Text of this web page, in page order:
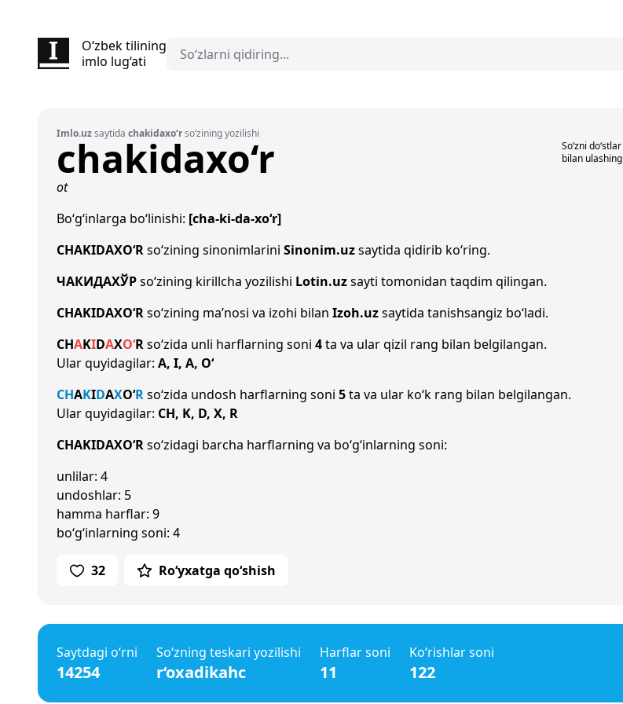
O‘zbek tilining
imlo lug‘ati
Imlo.uzsaytida chakidaxo‘rso‘zining yozilishi
chakidaxo‘r
So‘zni do‘stlar
bilan ulashing
ot
Bo‘g‘inlarga bo‘linishi: [cha-ki-da-xo‘r]
CHAKIDAXO‘Rso‘zining sinonimlarini Sinonim.uzsaytida qidirib ko‘ring.
ЧАКИДАХЎРso‘zining kirillcha yozilishi Lotin.uzsayti tomonidan taqdim qilingan.
CHAKIDAXO‘Rso‘zining ma’nosi va izohi bilan Izoh.uzsaytida tanishsangiz bo‘ladi.
CHAKIDAXO‘Rso‘zida unli harflarning soni 4ta va ular qizil rang bilan belgilangan.
Ular quyidagilar: A, I, A, O‘
CHAKIDAXO‘Rso‘zida undosh harflarning soni 5ta va ular ko‘k rang bilan belgilangan.
Ular quyidagilar: CH, K, D, X, R
CHAKIDAXO‘Rso‘zidagi barcha harflarning va bo‘g‘inlarning soni:
unlilar: 4
undoshlar: 5
hamma harflar: 9
bo‘g‘inlarning soni: 4
32 Ro‘yxatga qo‘shish
Saytdagi o‘rni
14254
So‘zning teskari yozilishi
r‘oxadikahc
Harflar soni
11
Ko‘rishlar soni
122